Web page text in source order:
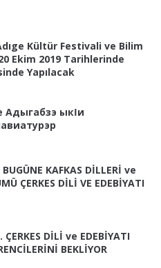
Kültür Festivali ve Bilim
Ekim 2019 Tarihlerinde
Yapılacak
Адыгабзэ ыкӏи
KAFKAS DİLLERİ ve
ÇERKES DİLİ VE EDEBİYATI
DİLİ ve EDEBİYATI
BEKLİYOR